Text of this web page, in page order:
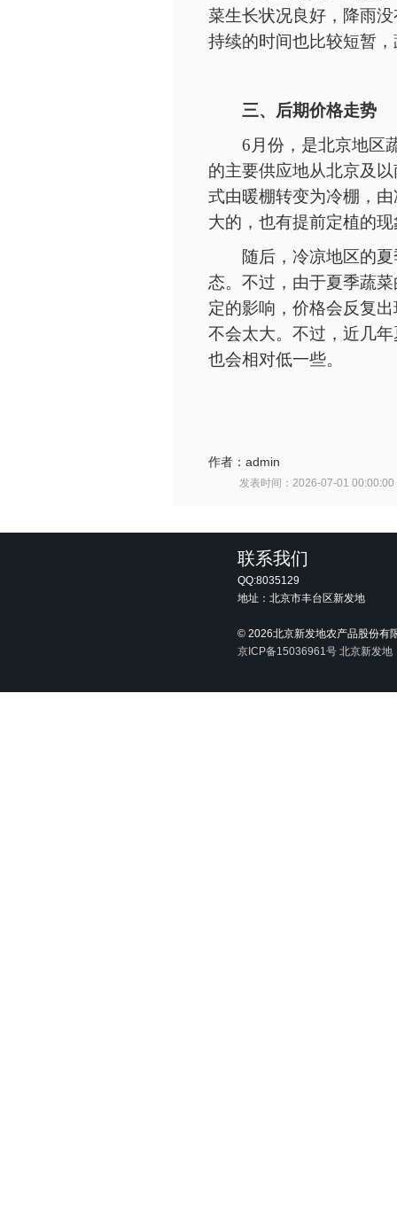
菜生长状况良好，降雨
持续的时间也比较短暂
三、后期价格走势
6月份，是北京地区
的主要供应地从北京及
式由暖棚转变为冷棚，
大的，也有提前定植的
随后，冷凉地区的
态。不过，由于夏季蔬
定的影响，价格会反复
不会太大。不过，近几
也会相对低一些。
作者： admin
发表时间： 2026-07-01 00:00:00
联系我们
QQ:8035129
地址：北京市丰台区新发地
© 2026北京新发地农产品股份有
京ICP备15036961号 北京新发地